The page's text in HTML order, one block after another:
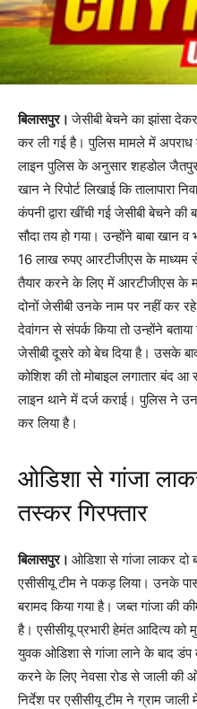
बिलासपुर।जेसीबी बेचने का झांसा
कर ली गई है। पुलिस मामले में
लाइन पुलिस के अनुसार शहडोल जैतपुर
खान ने रिपोर्ट लिखाई कि तालापारा
कंपनी द्वारा खींची गई जेसीबी बेचने
सौदा तय हो गया। उन्होंने बाबा खान
16 लाख रुपए आरटीजीएस के माध्यम
तैयार करने के लिए में आरटीजीएस के
दोनों जेसीबी उनके नाम पर नहीं कर
देवांगन से संपर्क किया तो उन्होंने
जेसीबी दूसरे को बेच दिया है। उसके
कोशिश की तो मोबाइल लगातार बंद आ
लाइन थाने में दर्ज कराई। पुलिस ने
कर लिया है।
ओडिशा से गांजा
तस्कर गिरफ्तार
बिलासपुर। ओडिशा से गांजा लाकर दो
एसीसीयू टीम ने पकड़ लिया। उनके
बरामद किया गया है। जब्त गांजा की
है। एसीसीयू प्रभारी हेमंत आदित्य को
युवक ओडिशा से गांजा लाने के बाद
करने के लिए नेवसा रोड से जाली की
निर्देश पर एसीसीयू टीम ने ग्राम